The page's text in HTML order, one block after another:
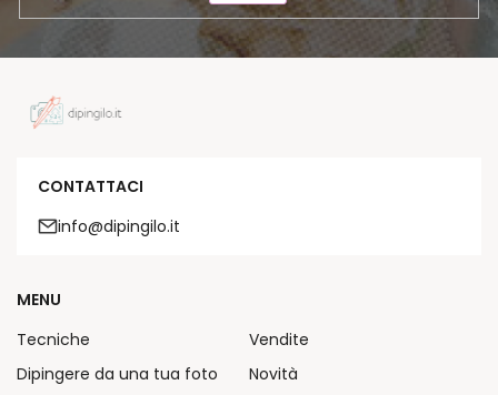
CONTATTACI
info@dipingilo.it
MENU
Tecniche
Dipingere da una tua foto
Vendite
Novità